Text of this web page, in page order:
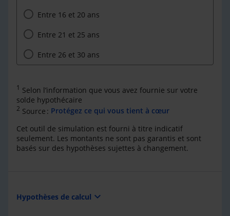
Entre 16 et 20 ans
Entre 21 et 25 ans
Entre 26 et 30 ans
1 Selon l’information que vous avez fournie sur votre
solde hypothécaire
2 Source : Protégez ce qui vous tient à cœur
Cet outil de simulation est fourni à titre indicatif
seulement. Les montants ne sont pas garantis et sont
basés sur des hypothèses sujettes à changement.
Hypothèses de calcul expand_more